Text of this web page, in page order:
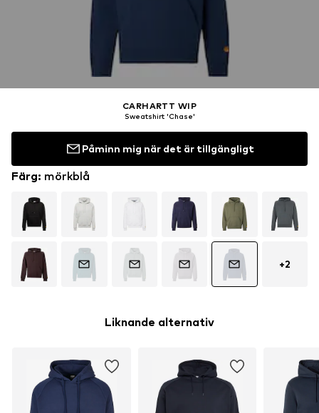
CARHARTT WIP
Sweatshirt 'Chase'
Påminn mig när det är tillgängligt
Färg: mörkblå
+2
Liknande alternativ